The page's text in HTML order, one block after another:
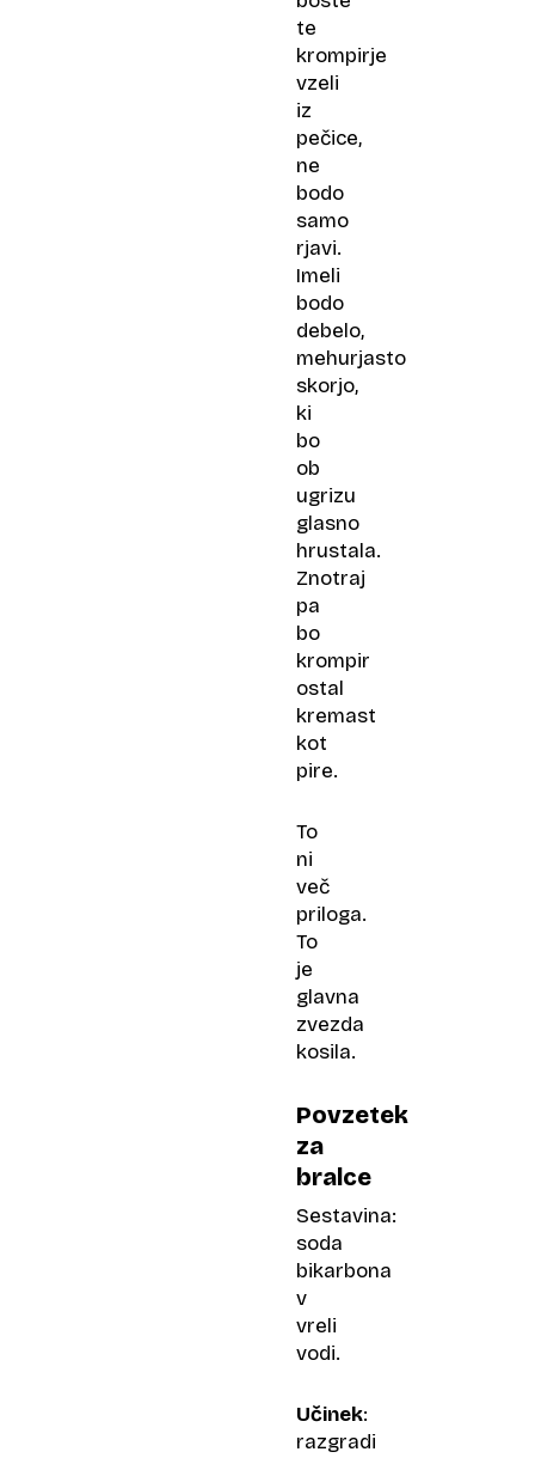
te
krompirje
vzeli
iz
pečice,
ne
bodo
samo
rjavi.
Imeli
bodo
debelo,
mehurjasto
skorjo,
ki
bo
ob
ugrizu
glasno
hrustala.
Znotraj
pa
bo
krompir
ostal
kremast
kot
pire.
To
ni
več
priloga.
To
je
glavna
zvezda
kosila.
Povzetek
za
bralce
Sestavina:
soda
bikarbona
v
vreli
vodi.
Učinek:
razgradi